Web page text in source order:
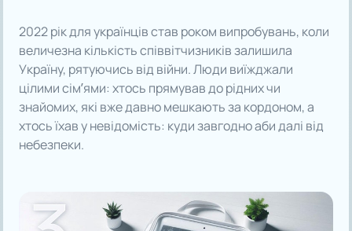
2022 рік для українців став роком випробувань, коли
величезна кількість співвітчизників залишила
Україну, рятуючись від війни. Люди виїжджали
цілими сім’ями: хтось прямував до рідних чи
знайомих, які вже давно мешкають за кордоном, а
хтось їхав у невідомість: куди завгодно аби далі від
небезпеки.